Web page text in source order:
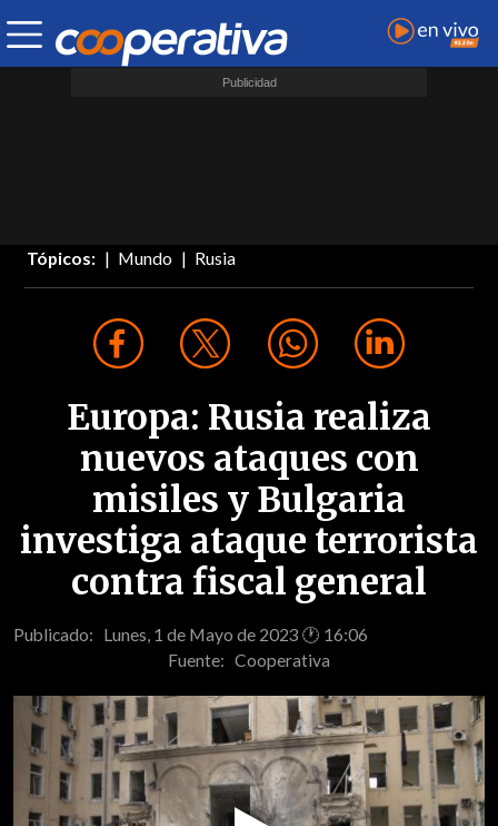
Tópicos: Mundo Rusia
Europa: Rusia realiza
nuevos ataques con
misiles y Bulgaria
investiga ataque terrorista
contra fiscal general
Publicado: Lunes, 1 de Mayo de 2023 🕐 16:06
Fuente: Cooperativa